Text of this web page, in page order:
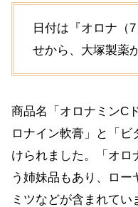
日付は『オロナ（
せから、大塚製薬
商品名「オロナミンC
ロナイン軟膏」と「
けられました。「オロ
う姉妹品もあり、ロ
ミツなどが含まれてい